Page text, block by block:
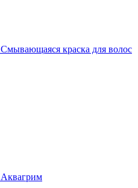
Смывающаяся краска для волос
Аквагрим